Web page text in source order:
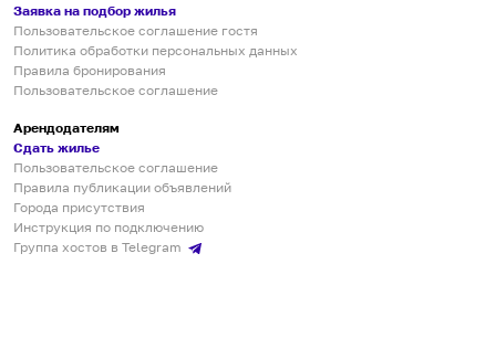
Заявка на подбор жилья
Пользовательское соглашение гостя
Политика обработки персональных данных
Правила бронирования
Пользовательское соглашение
Арендодателям
Сдать жилье
Пользовательское соглашение
Правила публикации объявлений
Города присутствия
Инструкция по подключению
Группа хостов в Telegram